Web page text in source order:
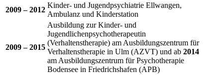
2009 – 2012
Kinder- und Jugendpsychiatrie Ellwangen,
Ambulanz und Kinderstation
2009 – 2015
Ausbildung zur Kinder- und
Jugendlichenpsychotherapeutin
(Verhaltenstherapie) am Ausbildungszentrum für
Verhaltenstherapie in Ulm (AZVT) und ab 2014
am Ausbildungszentrum für Psychotherapie
Bodensee in Friedrichshafen (APB)